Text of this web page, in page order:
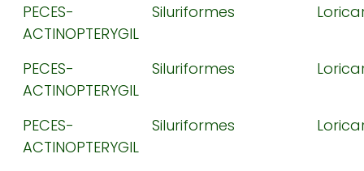
PECES-
ACTINOPTERYGIL
Siluriformes
PECES-
ACTINOPTERYGIL
Siluriformes
PECES-
ACTINOPTERYGIL
Siluriformes